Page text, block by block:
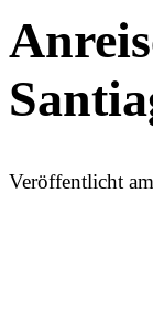
Veröffentlicht am